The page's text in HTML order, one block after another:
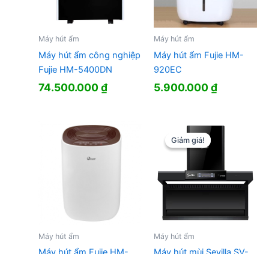
Máy hút ẩm
Máy hút ẩm công nghiệp
Fujie HM-5400DN
74.500.000₫
Máy hút ẩm
Máy hút ẩm Fujie HM-
920EC
5.900.000₫
Máy hút ẩm
Giảm giá!
Giảm giá!
Máy hút ẩm